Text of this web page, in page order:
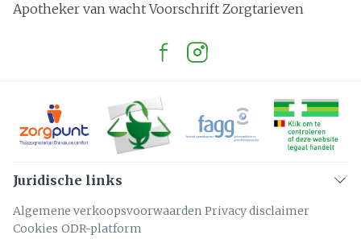
Apotheker van wacht Voorschrift Zorgtarieven
Juridische links
Algemene verkoopsvoorwaarden Privacy disclaimer
Cookies ODR-platform